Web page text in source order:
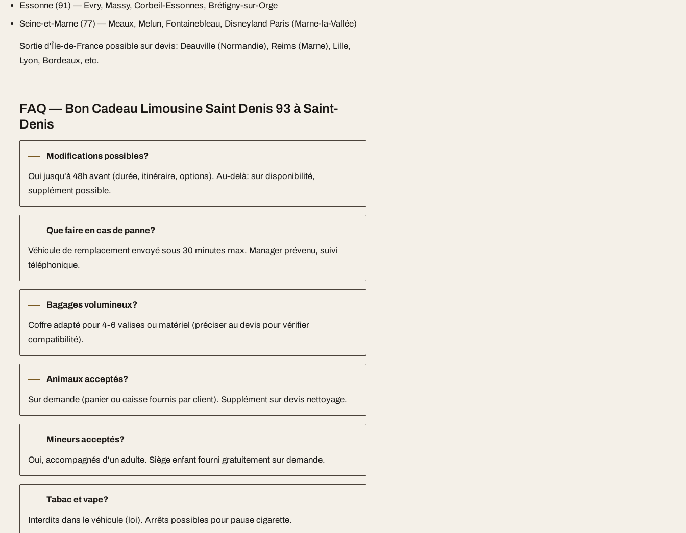
Essonne (91) — Evry, Massy, Corbeil-Essonnes, Brétigny-sur-Orge
Seine-et-Marne (77) — Meaux, Melun, Fontainebleau, Disneyland Paris (Marne-la-Vallée)
Sortie d'Île-de-France possible sur devis: Deauville (Normandie), Reims (Marne), Lille,
Lyon, Bordeaux, etc.
FAQ — Bon Cadeau Limousine Saint Denis 93 à Saint-
Denis
Modifications possibles?
Oui jusqu'à 48h avant (durée, itinéraire, options). Au-delà: sur disponibilité,
supplément possible.
Que faire en cas de panne?
Véhicule de remplacement envoyé sous 30 minutes max. Manager prévenu, suivi
téléphonique.
Bagages volumineux?
Coffre adapté pour 4-6 valises ou matériel (préciser au devis pour vérifier
compatibilité).
Animaux acceptés?
Sur demande (panier ou caisse fournis par client). Supplément sur devis nettoyage.
Mineurs acceptés?
Oui, accompagnés d'un adulte. Siège enfant fourni gratuitement sur demande.
Tabac et vape?
Interdits dans le véhicule (loi). Arrêts possibles pour pause cigarette.